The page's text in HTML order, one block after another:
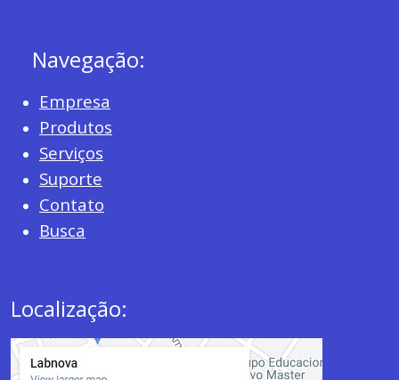
Navegação:
Empresa
Produtos
Serviços
Suporte
Contato
Busca
Localização: